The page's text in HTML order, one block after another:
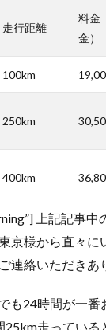
走行距離
料金
金）
100km
250km
400km
上記記事
京様から直々
連絡いただき
も24時間が一
25km走ってい